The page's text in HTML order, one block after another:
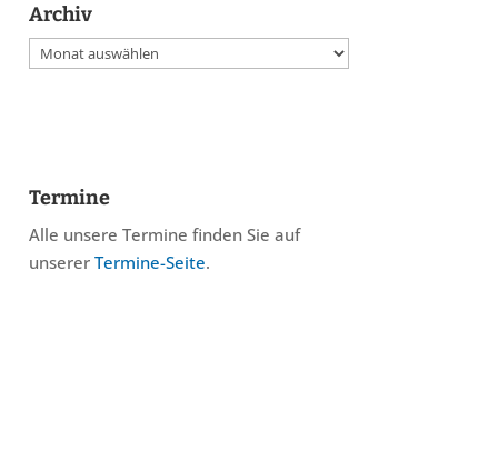
Archiv
Archiv
Termine
Alle unsere Termine finden Sie auf
unserer Termine-Seite.